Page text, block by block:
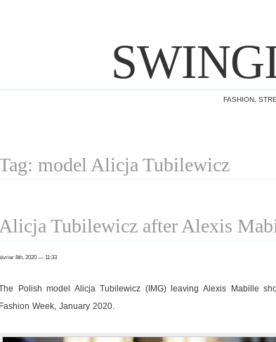
FASHION,
model Alicja Tubilewicz
Alicja Tubilewicz after Alexis
8th, 2020 — 11:33
Polish model Alicja Tubilewicz (IMG) leaving Alexis Mabille
Fashion Week, January 2020.